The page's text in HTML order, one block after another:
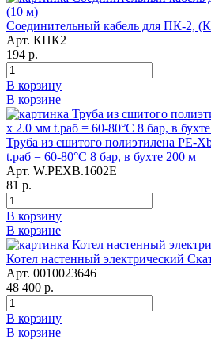
Соединительный кабель для ПК-2,
Арт. КПК2
194 р.
В корзину
В корзине
Труба из сшитого полиэтилена PE-
t.раб = 60-80°C 8 бар, в бухте 200 м
Арт. W.PEXB.1602E
81 р.
В корзину
В корзине
Котел настенный электрический
Арт. 0010023646
48 400 р.
В корзину
В корзине